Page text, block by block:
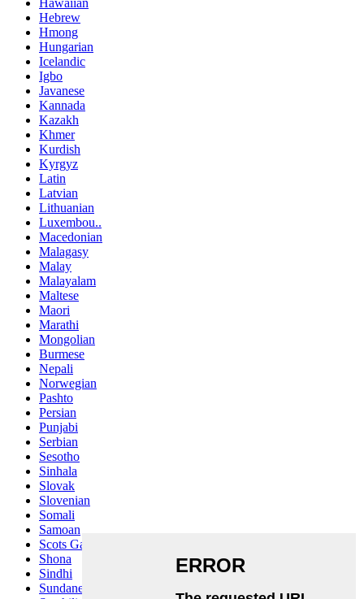
Hebrew
Hmong
Hungarian
Icelandic
Igbo
Javanese
Kannada
Kazakh
Khmer
Kurdish
Kyrgyz
Latin
Latvian
Lithuanian
Luxembou..
Macedonian
Malagasy
Malay
Malayalam
Maltese
Maori
Marathi
Mongolian
Burmese
Nepali
Norwegian
Pashto
Persian
Punjabi
Serbian
Sesotho
Sinhala
Slovak
Slovenian
Somali
Samoan
Scots Gaelic
Shona
Sindhi
Sundanese